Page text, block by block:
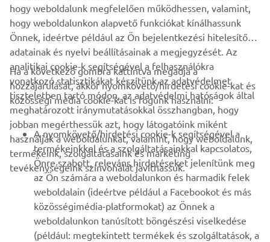
ZODIAC HIVATALOS WEBOLDALA
VÁLLALATI
B2B
TÖBB YAMAHA
TÁMOGATÁS
HÍRLEVÉL
hogy weboldalunk megfelelően működhessen, valamint,
hogy weboldalunkon alapvető funkciókat kínálhassunk
Önnek, ideértve például az Ön bejelentkezési hitelesítő
adatainak és nyelvi beállításainak a megjegyzését. Az
analitikai cookie-k segítségével a felhasználókra
vonatkozó statisztikákat készítünk az adatvédelmet
tiszteletben tartó módon, az adatvédelmi hatóságok által
meghatározott iránymutatásokkal összhangban, hogy
jobban megérthessük azt, hogy látogatóink miként
használják a weboldalunkat, valamint, hogy weboldalunk,
termékeink, szolgáltatásaink és marketing
tevékenységeink színvonalát javíthassuk.
Ha a következő gombra kattintva megadja a
hozzájárulását, akkor nyomkövető/hirdetési cookie-kat és
közösségi média cookie-kat is fogunk használni:
A nyomkövető/hirdetési cookie-k segítségével a
termékeinkkel és a szolgáltatásainkkal kapcsolatos,
Önre szabott, releváns hirdetéseket jelenítünk meg
az Ön számára a weboldalunkon és harmadik felek
weboldalain (ideértve például a Facebookot és más
közösségimédia-platformokat) az Önnek a
weboldalunkon tanúsított böngészési viselkedése
(például: megtekintett termékek és szolgáltatások, a